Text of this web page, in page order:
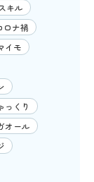
キル
ロナ禍
イモ
っくり
オール